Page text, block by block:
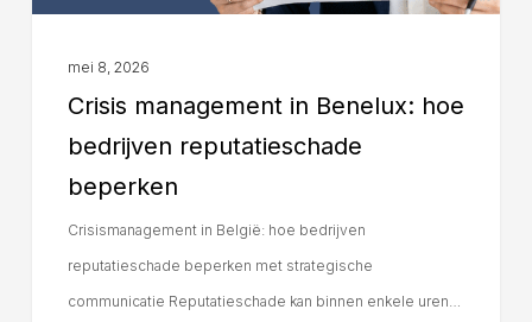
mei 8, 2026
Crisis management in Benelux: hoe
bedrijven reputatieschade
beperken
Crisismanagement in België: hoe bedrijven
reputatieschade beperken met strategische
communicatie Reputatieschade kan binnen enkele uren…